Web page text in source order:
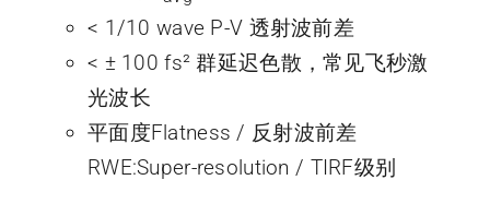
< 1/10 wave P-V 透射波前差
< ± 100 fs² 群延迟色散，常见飞秒激
光波长
平面度Flatness / 反射波前差
RWE:Super-resolution / TIRF级别